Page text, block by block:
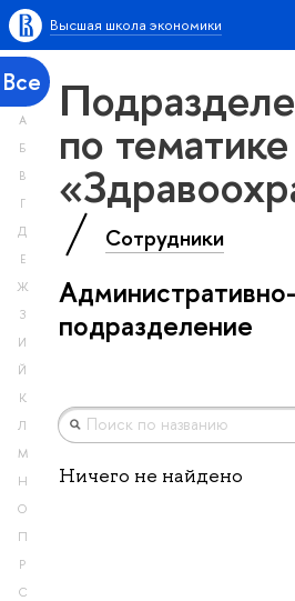
Высшая школа экономики
Все
А
Б
В
Г
Д
Е
Ж
З
И
Й
К
Л
М
Н
О
П
Р
С
по тематике
Сотрудники
подразделение
Ничего не найдено